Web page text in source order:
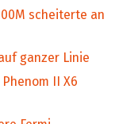
scheiterte an
ganzer Linie
II X6